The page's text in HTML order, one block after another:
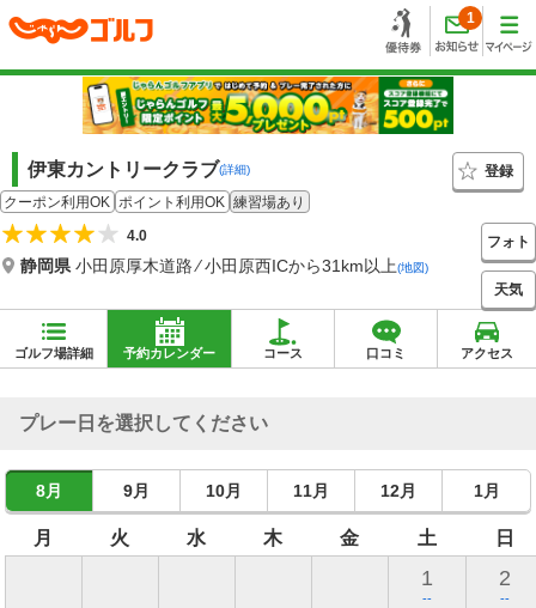
1
伊東カントリークラブ(詳細)
登録
クーポン利用OK ポイント利用OK 練習場あり
4.0
静岡県小田原厚木道路 ⁄ 小田原西ICから31km以上(地図)
フォト
天気
ゴルフ場詳細 予約カレンダー コース 口コミ アクセス
プレー日を選択してください
8月 9月 10月 11月 12月 1月
月 火 水 木 金 土 日
1
--
2
--